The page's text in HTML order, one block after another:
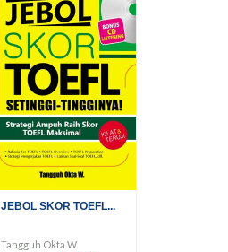
JEBOL SKOR TOEFL...
Tangguh Okta W.